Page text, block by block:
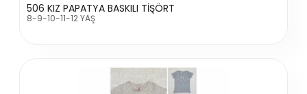
506 KIZ PAPATYA BASKILI TİŞÖRT
8-9-10-11-12 YAŞ